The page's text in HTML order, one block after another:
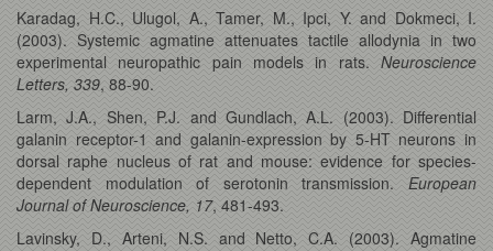
Karadag, H.C., Ulugol, A., Tamer, M., Ipci, Y. and Dokmeci, I.
(2003). Systemic agmatine attenuates tactile allodynia in two
experimental neuropathic pain models in rats. Neuroscience
Letters, 339, 88-90.
Larm, J.A., Shen, P.J. and Gundlach, A.L. (2003). Differential
galanin receptor-1 and galanin-expression by 5-HT neurons in
dorsal raphe nucleus of rat and mouse: evidence for species-
dependent modulation of serotonin transmission. European
Journal of Neuroscience, 17, 481-493.
Lavinsky, D., Arteni, N.S. and Netto, C.A. (2003). Agmatine